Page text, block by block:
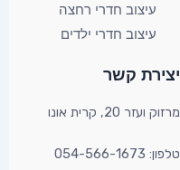
עיצוב חדרי רחצה
עיצוב חדרי ילדים
יצירת קשר​
מרזוק ועזר 20, קרית אונו​
טלפון: 054-566-1673
Facebook
X
YouTube